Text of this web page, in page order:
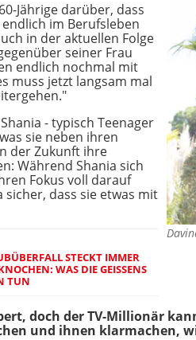
Jährige darüber, dass
im Berufsleben
in der aktuellen Folge
seiner Frau
endlich nochmal mit
muss jetzt langsam mal
- typisch Teenager
sie neben ihren
der Zukunft ihre
Während Shania sich
Fokus voll darauf
dass sie etwas mit
STECKT IMMER
WAS DIE GEISSENS
TUN
doch der TV-Millionär
und ihnen klarmachen,